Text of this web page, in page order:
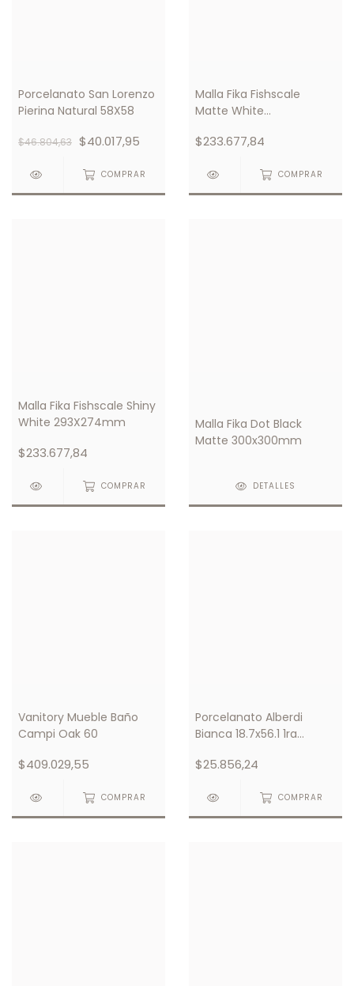
Porcelanato San Lorenzo
Pierina Natural 58X58
$46.804,63 $40.017,95
COMPRAR
Malla Fika Fishscale
Matte White
$233.677,84
COMPRAR
Malla Fika Fishscale Shiny
White 293X274mm
$233.677,84
COMPRAR
Malla Fika Dot Black
Matte 300x300mm
DETALLES
Vanitory Mueble Baño
Campi Oak 60
$409.029,55
COMPRAR
Porcelanato Alberdi
Bianca 18.7x56.1 1ra
$25.856,24
COMPRAR